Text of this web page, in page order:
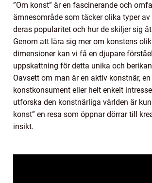
”Om konst” är en fascinerande och
ämnesområde som täcker olika typer av
deras popularitet och hur de skiljer sig
Genom att lära sig mer om konstens
dimensioner kan vi få en djupare
uppskattning för detta unika och
Oavsett om man är en aktiv konstnär,
konstkonsument eller helt enkelt
utforska den konstnärliga världen är
konst” en resa som öppnar dörrar till
insikt.